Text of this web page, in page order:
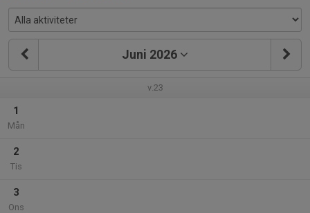
Juni 2026
v.23
1
Mån
2
Tis
3
Ons